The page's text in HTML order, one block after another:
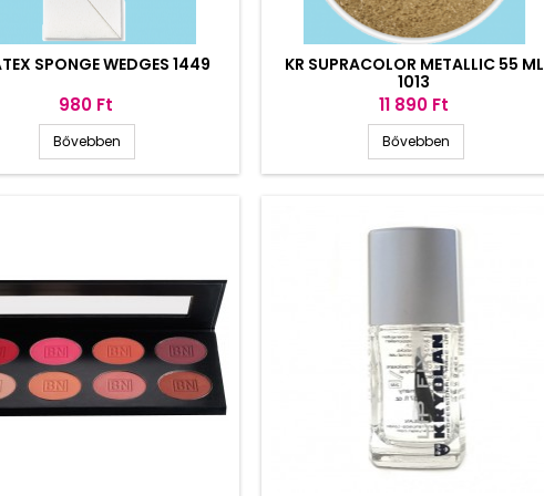
SPONGE WEDGES 1449
Ár
980 Ft
Bővebben
KR SUPRACOLOR METALLIC 55 ML
1013
Ár
11 890 Ft
Bővebben